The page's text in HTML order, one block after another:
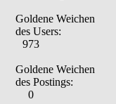
Goldene Weichen
des Users:
973
Goldene Weichen
des Postings:
0